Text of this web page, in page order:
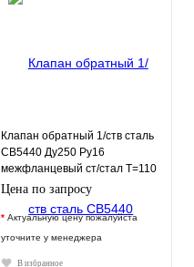
Клапан обратный 1/ств сталь
CB5440 Ду250 Ру16
межфланцевый ст/стал T=110
Tecofi CB5440-0250
Цена по запросу
* Актуальную цену пожалуйста
уточните у менеджера
В избранное